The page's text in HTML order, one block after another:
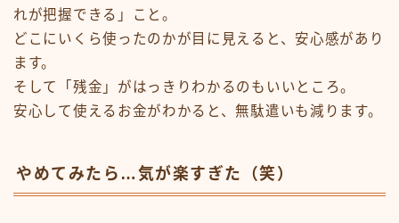
れが把握できる」こと。
どこにいくら使ったのかが目に見えると、安心感があり
ます。
そして「残金」がはっきりわかるのもいいところ。
安心して使えるお金がわかると、無駄遣いも減ります。
やめてみたら…気が楽すぎた（笑）